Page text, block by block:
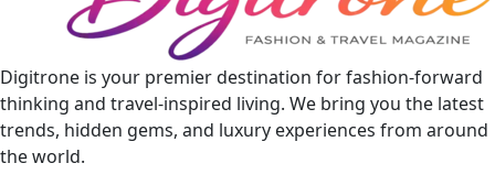
Digitrone is your premier destination for fashion-forward
thinking and travel-inspired living. We bring you the latest
trends, hidden gems, and luxury experiences from around
the world.